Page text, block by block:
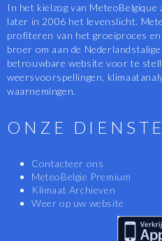
In het kielzog van MeteoBelgique
later in 2006 het levenslicht.
profiteren van het groeiproces
broer om aan de
betrouwbare website voor te
weersvoorspellingen,
waarnemingen.
ONZE
Contacteer ons
MeteoBelgie Premium
Klimaat Archieven
Weer op uw website